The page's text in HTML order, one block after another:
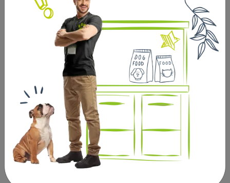
Les lamelles à mâcher PROZYM® sont des lamelles en
peau de boeuf 100% extrudées. Peau de boeuf, Arôme
de volaille, Glucose Oxydase, Lactosérum (dont
lactopéroxydase, lactoferrine et lysozyme).
Elles sont recouvertes d’un enrobage enzymatique (à
base de glucose oxydase, lactopéroxydase,
lactoferrine et lysozyme) qui aide à rééquilibrer la
flore buccale et à retarder la prolifération des
mauvaises bactéries impliquées dans la formation
de la plaque dentaire, du tartre et de la mauvaise
haleine chez le chien.
Produit d'hygiène vétérinaire.Taille S (convient aux
chiens de - 15kg)